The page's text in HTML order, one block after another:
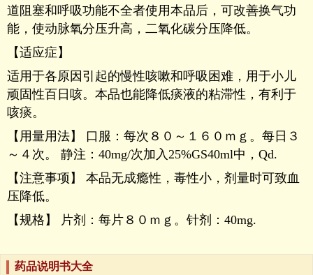
道阻塞和呼吸功能不全者使用本品后，可改善换气功
能，使动脉氧分压升高，二氧化碳分压降低。
【适应症】
适用于各原因引起的慢性咳嗽和呼吸困难，用于小儿
顽固性百日咳。本品也能降低痰液的粘滞性，有利于
咳痰。
【用量用法】 口服：每次８０～１６０ｍｇ。每日３
～４次。 静注：40mg/次加入25%GS40ml中，Qd.
【注意事项】 本品无成瘾性，毒性小，剂量时可致血
压降低。
【规格】 片剂：每片８０ｍｇ。针剂：40mg.
药品说明书大全